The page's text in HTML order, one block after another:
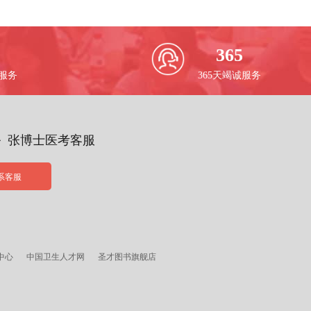
务
365
365天竭诚服务
张博士医考客服
客服
心 中国卫生人才网 圣才图书旗舰店